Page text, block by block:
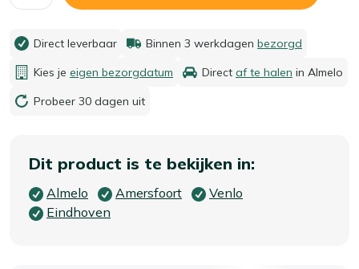
Direct leverbaar Binnen 3 werkdagen bezorgd
Kies je eigen bezorgdatum Direct af te halen in Almelo
Probeer 30 dagen uit
Dit product is te bekijken in:
Almelo Amersfoort
Venlo
Eindhoven